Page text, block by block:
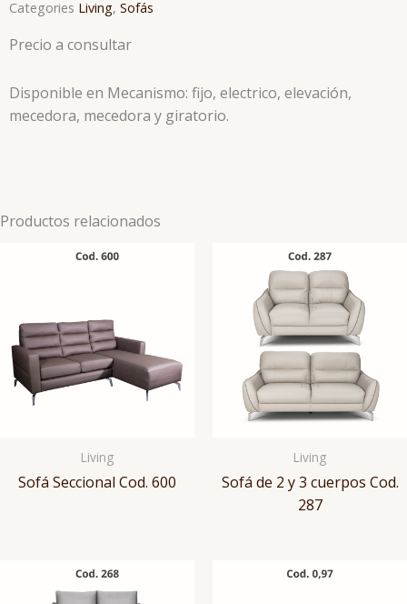
Categories Living, Sofás
Precio a consultar
Disponible en Mecanismo: fijo, electrico, elevación,
mecedora, mecedora y giratorio.
Productos relacionados
Living
Sofá Seccional Cod. 600
Living
Sofá de 2 y 3 cuerpos Cod.
287